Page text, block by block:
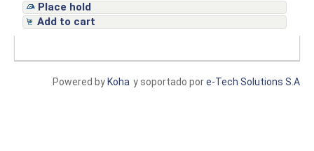
Place hold
Add to cart
y soportado pore-Tech Solutions S.A
Powered by Koha